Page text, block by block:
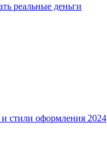
реальные деньги
стили оформления 2024